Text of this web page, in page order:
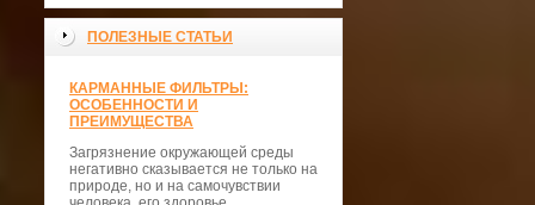
ПОЛЕЗНЫЕ СТАТЬИ
КАРМАННЫЕ ФИЛЬТРЫ:
ОСОБЕННОСТИ И
ПРЕИМУЩЕСТВА
Загрязнение окружающей среды
негативно сказывается не только на
природе, но и на самочувствии